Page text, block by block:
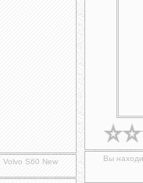
Volvo S60 New
Вы